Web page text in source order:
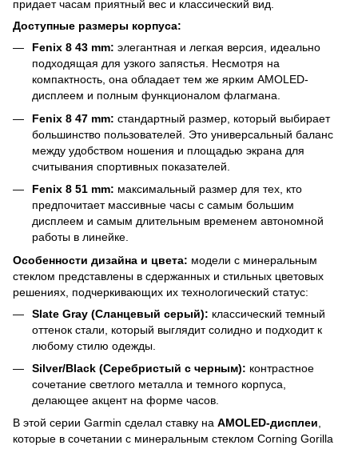
придает часам приятный вес и классический вид.
Доступные размеры корпуса:
Fenix 8 43 mm: элегантная и легкая версия, идеально
подходящая для узкого запястья. Несмотря на
компактность, она обладает тем же ярким AMOLED-
дисплеем и полным функционалом флагмана.
Fenix 8 47 mm: стандартный размер, который выбирает
большинство пользователей. Это универсальный баланс
между удобством ношения и площадью экрана для
считывания спортивных показателей.
Fenix 8 51 mm: максимальный размер для тех, кто
предпочитает массивные часы с самым большим
дисплеем и самым длительным временем автономной
работы в линейке.
Особенности дизайна и цвета: модели с минеральным
стеклом представлены в сдержанных и стильных цветовых
решениях, подчеркивающих их технологический статус:
Slate Gray (Сланцевый серый): классический темный
оттенок стали, который выглядит солидно и подходит к
любому стилю одежды.
Silver/Black (Серебристый с черным): контрастное
сочетание светлого металла и темного корпуса,
делающее акцент на форме часов.
В этой серии Garmin сделал ставку на AMOLED-дисплеи,
которые в сочетании с минеральным стеклом Corning Gorilla